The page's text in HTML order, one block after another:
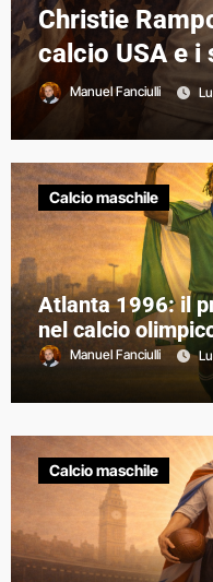
Atlanta 1996:
africano nel
Manuel Fanciulli
Calcio maschile
Atlanta 1996: il
nel calcio
Manuel Fanciulli
Calcio maschile